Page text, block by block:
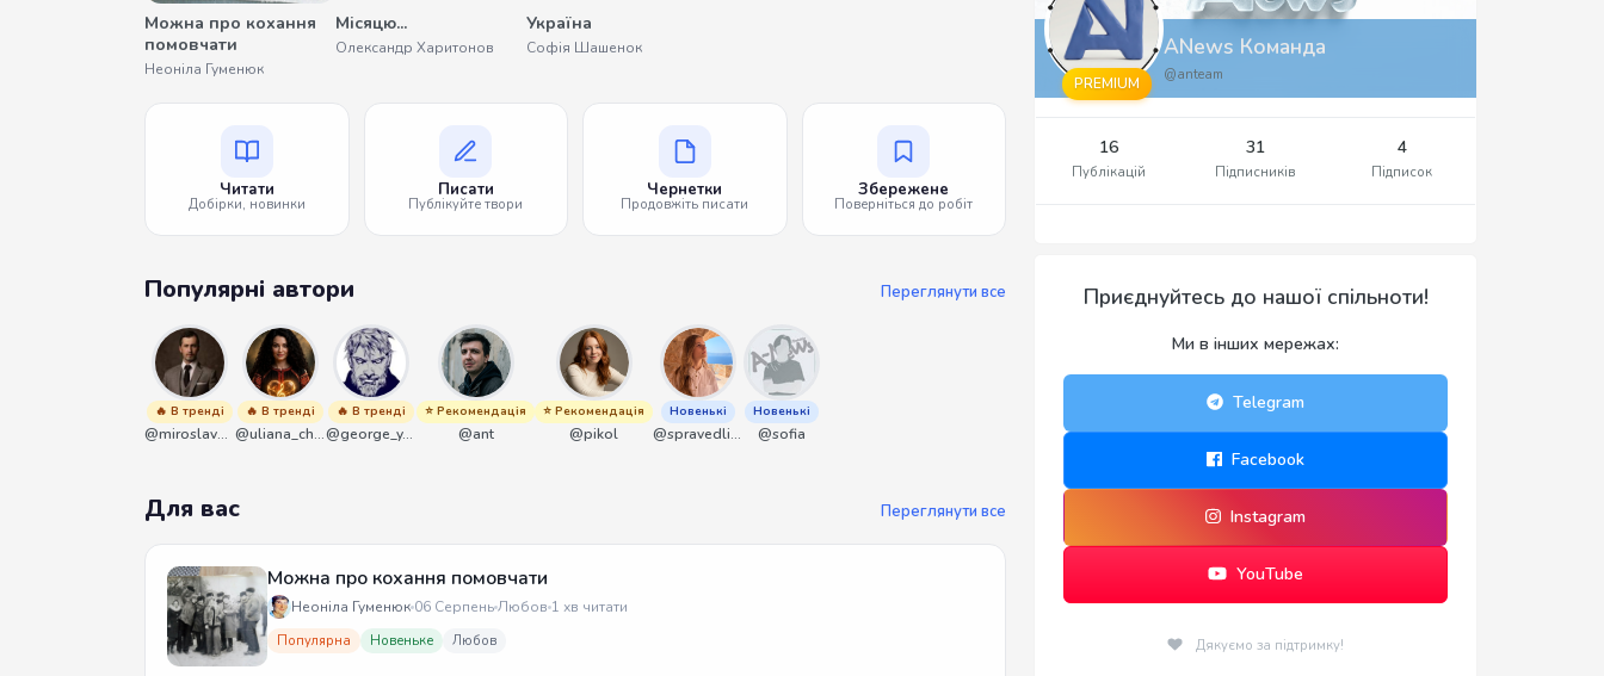
Можна про кохання
помовчати
Неоніла Гуменюк
Місяцю...
Олександр Харитонов
Україна
Софія Шашенок
Читати
Добірки, новинки
Писати
Публікуйте твори
Чернетки
Продовжіть писати
Збережене
Поверніться до робіт
Популярні автори Переглянути все
🔥 В тренді
@miroslavmaniyk
🔥 В тренді
@uliana_chernenko
🔥 В тренді
@george_y_lawlett
⭐ Рекомендація
@ant
⭐ Рекомендація
@pikol
Новенькі
@spravedliwa
Новенькі
@sofia
Для вас Переглянути все
Можна про кохання помовчати
Неоніла Гуменюк 06 СерпеньЛюбов 1 хв читати
Популярна Новеньке Любов
PREMIUM
ANews Команда
@anteam
16
Публікацій
31
Підписників
4
Підписок
Приєднуйтесь до нашої спільноти!
Ми в інших мережах:
Telegram
Facebook
Instagram
YouTube
Дякуємо за підтримку!